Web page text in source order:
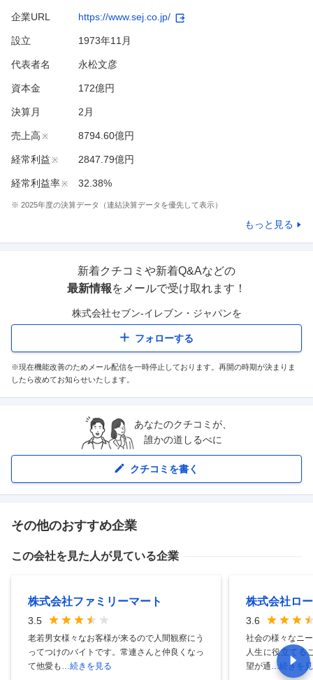
企業URL https://www.sej.co.jp/
設立 1973年11月
代表者名 永松文彦
資本金 172億円
決算月 2月
売上高 ※ 8794.60億円
経常利益 ※ 2847.79億円
経常利益率※ 32.38%
※ 2025年度の決算データ（連結決算データを優先して表示）
もっと見る
新着クチコミや新着Q&Aなどの
最新情報をメールで受け取れます！
株式会社セブン-イレブン・ジャパンを
フォローする
※現在機能改善のためメール配信を一時停止しております。再開の時期が決まりま
したら改めてお知らせいたします。
あなたのクチコミが、
誰かの道しるべに
クチコミを書く
その他のおすすめ企業
この会社を見た人が見ている企業
株式会社ファミリーマート
3.5
老若男女様々なお客様が来るので人間観察にう
ってつけのバイトです。常連さんと仲良くなっ
て他愛も …続きを見る
株式会社ロ
3.6
社会の様々なニ
人生に役立てる
望が通…続きを